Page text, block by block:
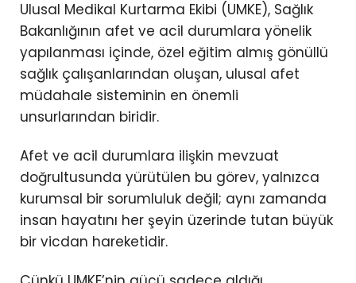
Ulusal Medikal Kurtarma Ekibi (UMKE), Sağlık
Bakanlığının afet ve acil durumlara yönelik
yapılanması içinde, özel eğitim almış gönüllü
sağlık çalışanlarından oluşan, ulusal afet
müdahale sisteminin en önemli
unsurlarından biridir.
Afet ve acil durumlara ilişkin mevzuat
doğrultusunda yürütülen bu görev, yalnızca
kurumsal bir sorumluluk değil; aynı zamanda
insan hayatını her şeyin üzerinde tutan büyük
bir vicdan hareketidir.